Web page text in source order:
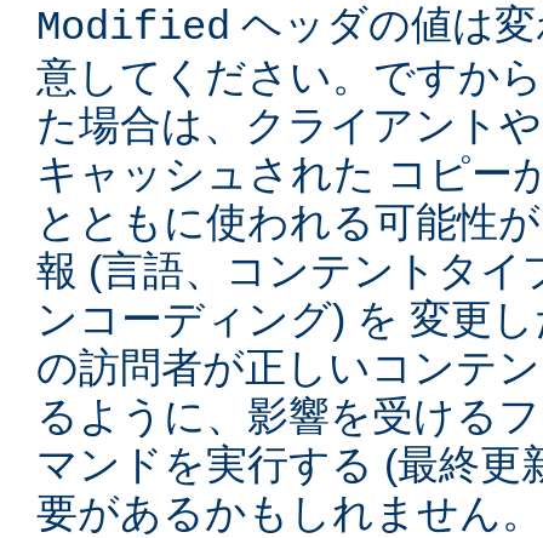
Modified ヘッダの値は
意してください。ですか
た場合は、クライアント
キャッシュされた コピー
とともに使われる可能性
報 (言語、コンテントタイ
ンコーディング) を 変更
の訪問者が正しいコンテ
るように、影響を受ける
マンドを実行する (最終更
要があるかもしれません。